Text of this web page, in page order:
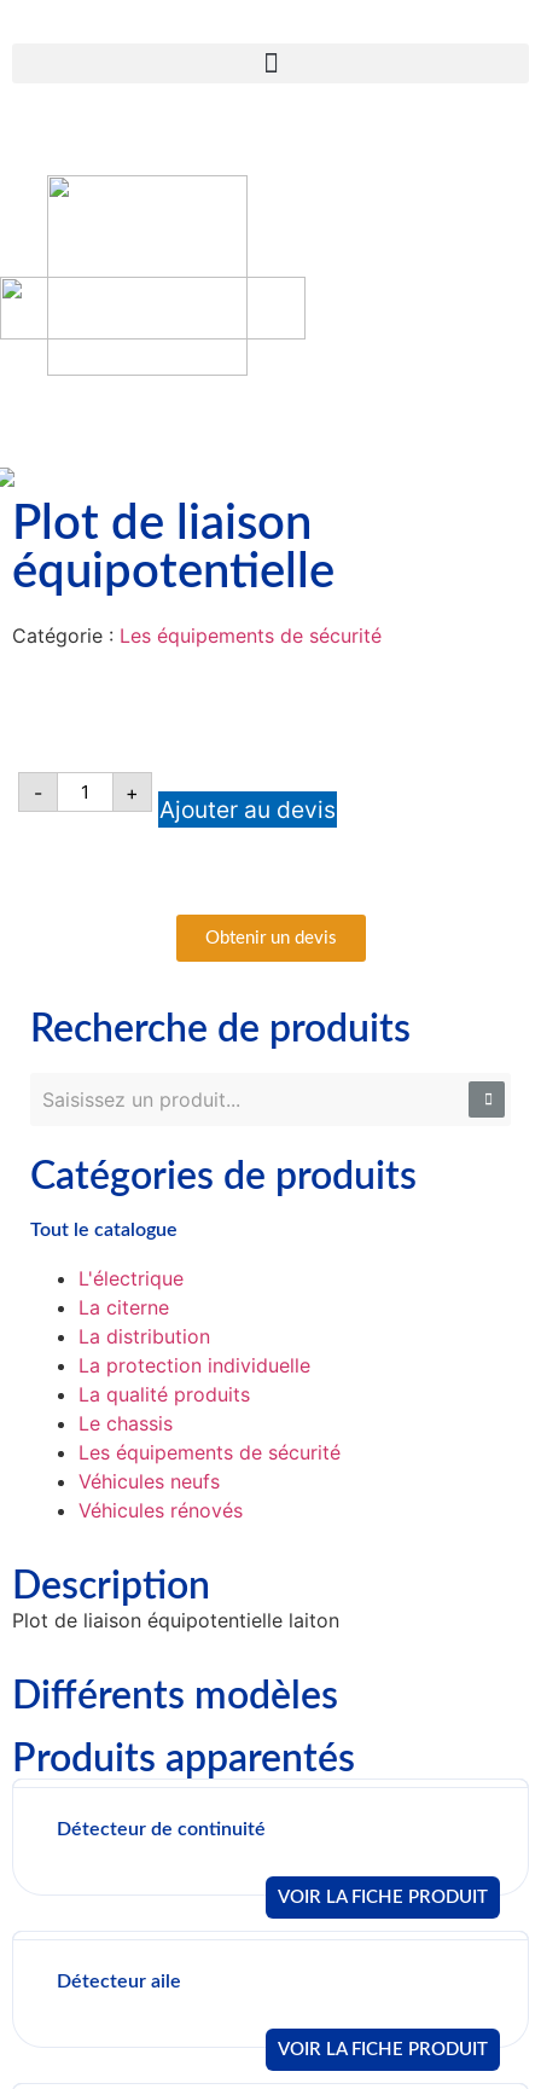
Plot de liaison
équipotentielle
Catégorie : Les équipements de sécurité
- +
Ajouter au devis
Obtenir un devis
Recherche de produits
Catégories de produits
Tout le catalogue
L'électrique
La citerne
La distribution
La protection individuelle
La qualité produits
Le chassis
Les équipements de sécurité
Véhicules neufs
Véhicules rénovés
Description
Plot de liaison équipotentielle laiton
Différents modèles
Produits apparentés
Détecteur de continuité
VOIR LA FICHE PRODUIT
Détecteur aile
VOIR LA FICHE PRODUIT